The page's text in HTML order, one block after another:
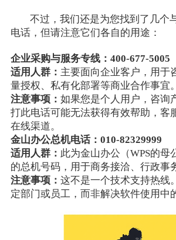
不过，我们还是为您找到了几个
电话，但请注意它们各自的用途：
企业采购与服务专线：400-677-5005
适用人群： 主要面向企业客户，用于
量授权、私有化部署等商业合作事宜。
注意事项： 如果您是个人用户，咨询
打此电话可能无法获得有效帮助，客
在线渠道。
金山办公总机电话：010-82329999
适用人群： 此为金山办公（WPS的母
的总机号码，用于商务接洽、行政事
注意事项： 这不是一个技术支持热线
定部门或员工，而非解决软件使用中